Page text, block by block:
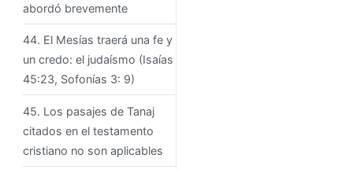
abordó brevemente
44. El Mesías traerá una fe y
un credo: el judaísmo (Isaías
45:23, Sofonías 3: 9)
45. Los pasajes de Tanaj
citados en el testamento
cristiano no son aplicables